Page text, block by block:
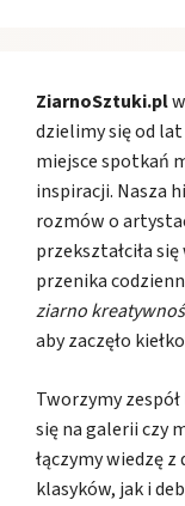
ZiarnoSztuki.pl
dzielimy się od
miejsce spotkań
inspiracji. Nasza
rozmów o
przekształciła
przenika
ziarno
aby zaczęło
Tworzymy
się na galerii czy
łączymy wiedzę
klasyków, jak i